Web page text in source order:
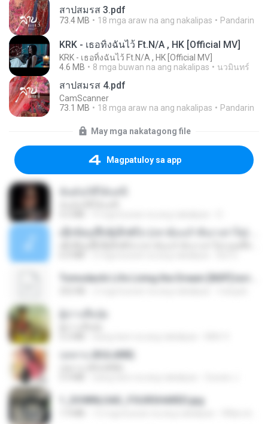
สาปสมรส 3.pdf
73.4 MB 18 mga araw na ang nakalipas Pandarin
KRK - เธอทิ้งฉันไว้ Ft.N/A , HK [Official MV]
KRK - เธอทิ้งฉันไว้ Ft.N/A , HK [Official MV]
4.6 MB
8 mga buwan na ang nakalipas นวมินทร์
สาปสมรส 4.pdf
CamScanner
73.1 MB
18 mga araw na ang nakalipas Pandarin
May mga nakatagong file
Magpatuloy sa app
กุหลาบ (KULARB)
1_DOWNLOAD_FOURSHARED.jpg